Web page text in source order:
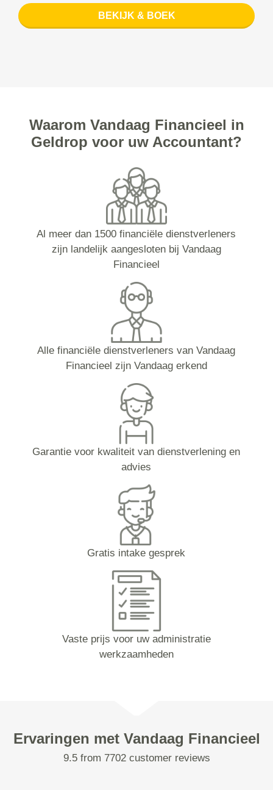
BEKIJK & BOEK
Waarom Vandaag Financieel in
Geldrop voor uw Accountant?
Al meer dan 1500 financiële dienstverleners
zijn landelijk aangesloten bij Vandaag
Financieel
Alle financiële dienstverleners van Vandaag
Financieel zijn Vandaag erkend
Garantie voor kwaliteit van dienstverlening en
advies
Gratis intake gesprek
Vaste prijs voor uw administratie
werkzaamheden
Ervaringen met Vandaag Financieel
9.5 from 7702 customer reviews